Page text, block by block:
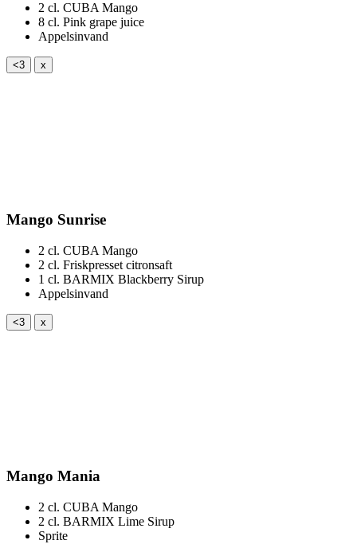
2 cl. CUBA Mango
8 cl. Pink grape juice
Appelsinvand
<3 x
Mango Sunrise
2 cl. CUBA Mango
2 cl. Friskpresset citronsaft
1 cl. BARMIX Blackberry Sirup
Appelsinvand
<3 x
Mango Mania
2 cl. CUBA Mango
2 cl. BARMIX Lime Sirup
Sprite